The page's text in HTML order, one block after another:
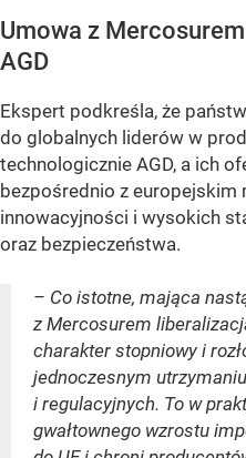
Umowa z
AGD
Ekspert podkreśla, że
do globalnych liderów w
technologicznie AGD, a ich
bezpośrednio z
innowacyjności i wysokich
oraz bezpieczeństwa.
– Co istotne, mająca
z Mercosurem
charakter stopniowy i
jednoczesnym
i regulacyjnych. To w
gwałtownego wzrostu